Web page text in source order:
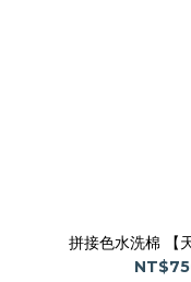
拼接色水洗棉 【